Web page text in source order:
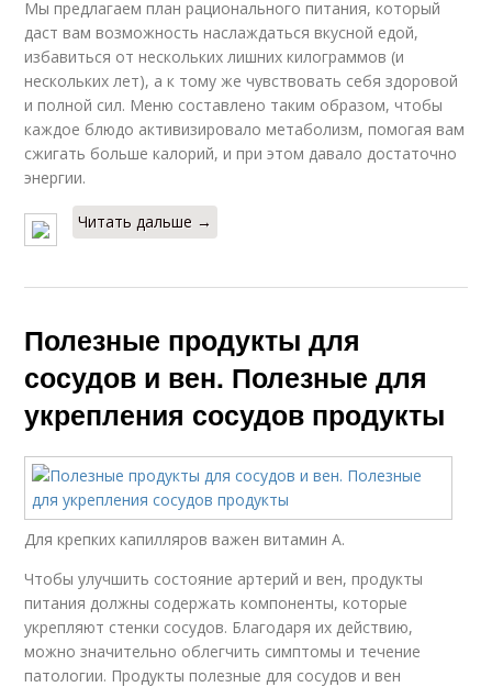
Мы предлагаем план рационального питания, который
даст вам возможность наслаждаться вкусной едой,
избавиться от нескольких лишних килограммов (и
нескольких лет), а к тому же чувствовать себя здоровой
и полной сил. Меню составлено таким образом, чтобы
каждое блюдо активизировало метаболизм, помогая вам
сжигать больше калорий, и при этом давало достаточно
энергии.
Читать дальше →
Полезные продукты для
сосудов и вен. Полезные для
укрепления сосудов продукты
Для крепких капилляров важен витамин А.
Чтобы улучшить состояние артерий и вен, продукты
питания должны содержать компоненты, которые
укрепляют стенки сосудов. Благодаря их действию,
можно значительно облегчить симптомы и течение
патологии. Продукты полезные для сосудов и вен